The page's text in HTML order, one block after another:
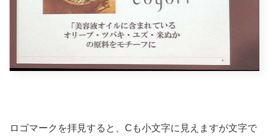
ロゴマークを拝見すると、Cも小文字に見えますが文字で